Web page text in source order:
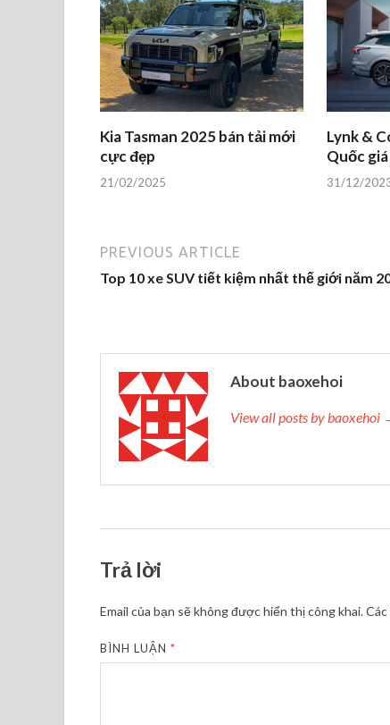
Kia Tasman 2025 bán tải mới
cực đẹp
21/02/2025
Lynk &
Quốc
31/12/
PREVIOUS ARTICLE
Top 10 xe SUV tiết kiệm nhất thế giới năm
About baoxehoi
View all posts by baoxehoi
Trả lời
Email của bạn sẽ không được hiển thị công khai.
BÌNH LUẬN*